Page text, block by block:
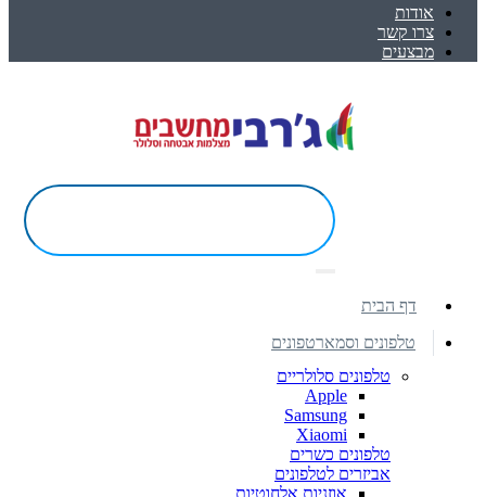
אודות
צרו קשר
מבצעים
דף הבית
טלפונים וסמארטפונים
טלפונים סלולריים
Apple
Samsung
Xiaomi
טלפונים כשרים
אביזרים לטלפונים
אוזניות אלחוטיות